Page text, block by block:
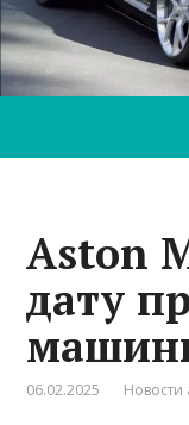
Aston
дату
06.02.2025 Новости